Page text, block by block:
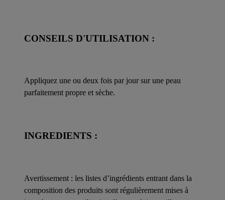
CONSEILS D'UTILISATION :
Appliquez une ou deux fois par jour sur une peau
parfaitement propre et sèche.
INGREDIENTS :
Avertissement : les listes d’ingrédients entrant dans la
composition des produits sont régulièrement mises à